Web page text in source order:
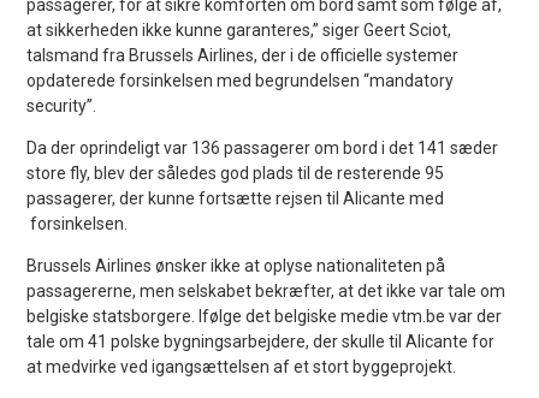
passagerer, for at sikre komforten om bord samt som følge af,
at sikkerheden ikke kunne garanteres,” siger Geert Sciot,
talsmand fra Brussels Airlines, der i de officielle systemer
opdaterede forsinkelsen med begrundelsen “mandatory
security”.
Da der oprindeligt var 136 passagerer om bord i det 141 sæder
store fly, blev der således god plads til de resterende 95
passagerer, der kunne fortsætte rejsen til Alicante med
forsinkelsen.
Brussels Airlines ønsker ikke at oplyse nationaliteten på
passagererne, men selskabet bekræfter, at det ikke var tale om
belgiske statsborgere. Ifølge det belgiske medie vtm.be var der
tale om 41 polske bygningsarbejdere, der skulle til Alicante for
at medvirke ved igangsættelsen af et stort byggeprojekt.